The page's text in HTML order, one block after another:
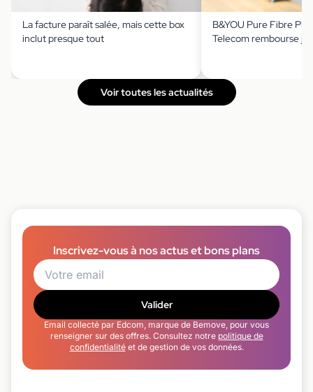
La facture paraît salée, mais cette box
inclut presque tout
B&YOU Pure Fibre
Telecom rembourse
Voir toutes les actualités
Inscrivez-vous à nos actus et bons plans
Valider
Email collecté par Edcom, marque de Bemove, pour vous
renseigner sur des offres. Consultez notre politique de
confidentialitéet de gestion de vos données.